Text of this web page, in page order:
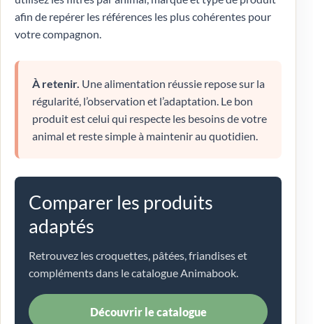
afin de repérer les références les plus cohérentes pour
votre compagnon.
À retenir. Une alimentation réussie repose sur la
régularité, l’observation et l’adaptation. Le bon
produit est celui qui respecte les besoins de votre
animal et reste simple à maintenir au quotidien.
Comparer les produits
adaptés
Retrouvez les croquettes, pâtées, friandises et
compléments dans le catalogue Animabook.
Découvrir le catalogue